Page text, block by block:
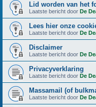
Lid worden van het
Laatste bericht door De
Lees hier onze
Laatste bericht door De
Disclaimer
Laatste bericht door De
Privacyverklaring
Laatste bericht door De
Massamail (of
Laatste bericht door De